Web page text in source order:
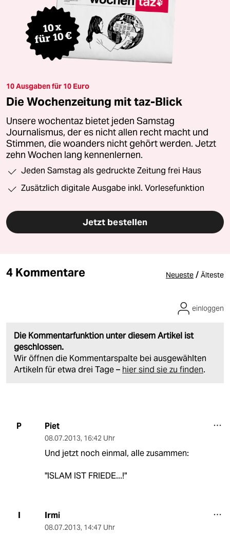
10 Ausgaben für 10 Euro
Die Wochenzeitung mit taz-Blick
Unsere wochentaz bietet jeden Samstag
Journalismus, der es nicht allen recht macht und
Stimmen, die woanders nicht gehört werden. Jetzt
zehn Wochen lang kennenlernen.
Jeden Samstag als gedruckte Zeitung frei Haus
Zusätzlich digitale Ausgabe inkl. Vorlesefunktion
Jetzt bestellen
4 Kommentare Neueste / Älteste
Die Kommentarfunktion unter diesem Artikel ist
geschlossen.
Wir öffnen die Kommentarspalte bei ausgewählten
Artikeln für etwa drei Tage – hier sind sie zu finden.
einloggen
P Piet
08.07.2013, 16:42 Uhr
Und jetzt noch einmal, alle zusammen:
"ISLAM IST FRIEDE...!"
I Irmi
08.07.2013, 14:47 Uhr